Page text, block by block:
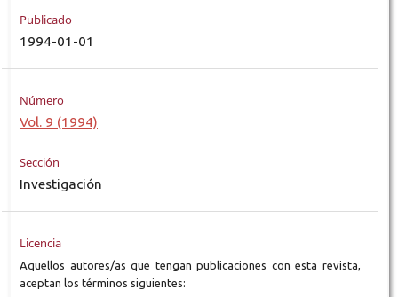
Publicado
1994-01-01
Número
Vol. 9 (1994)
Sección
Investigación
Licencia
Aquellos autores/as que tengan publicaciones con esta revista,
aceptan los términos siguientes: